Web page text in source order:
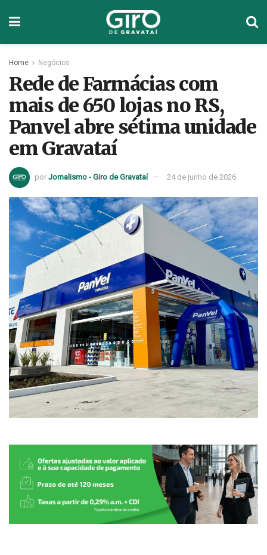
Home Negócios
Rede de Farmácias com
mais de 650 lojas no RS,
Panvel abre sétima unidade
em Gravataí
por Jornalismo - Giro de Gravataí 24 de junho de 2026